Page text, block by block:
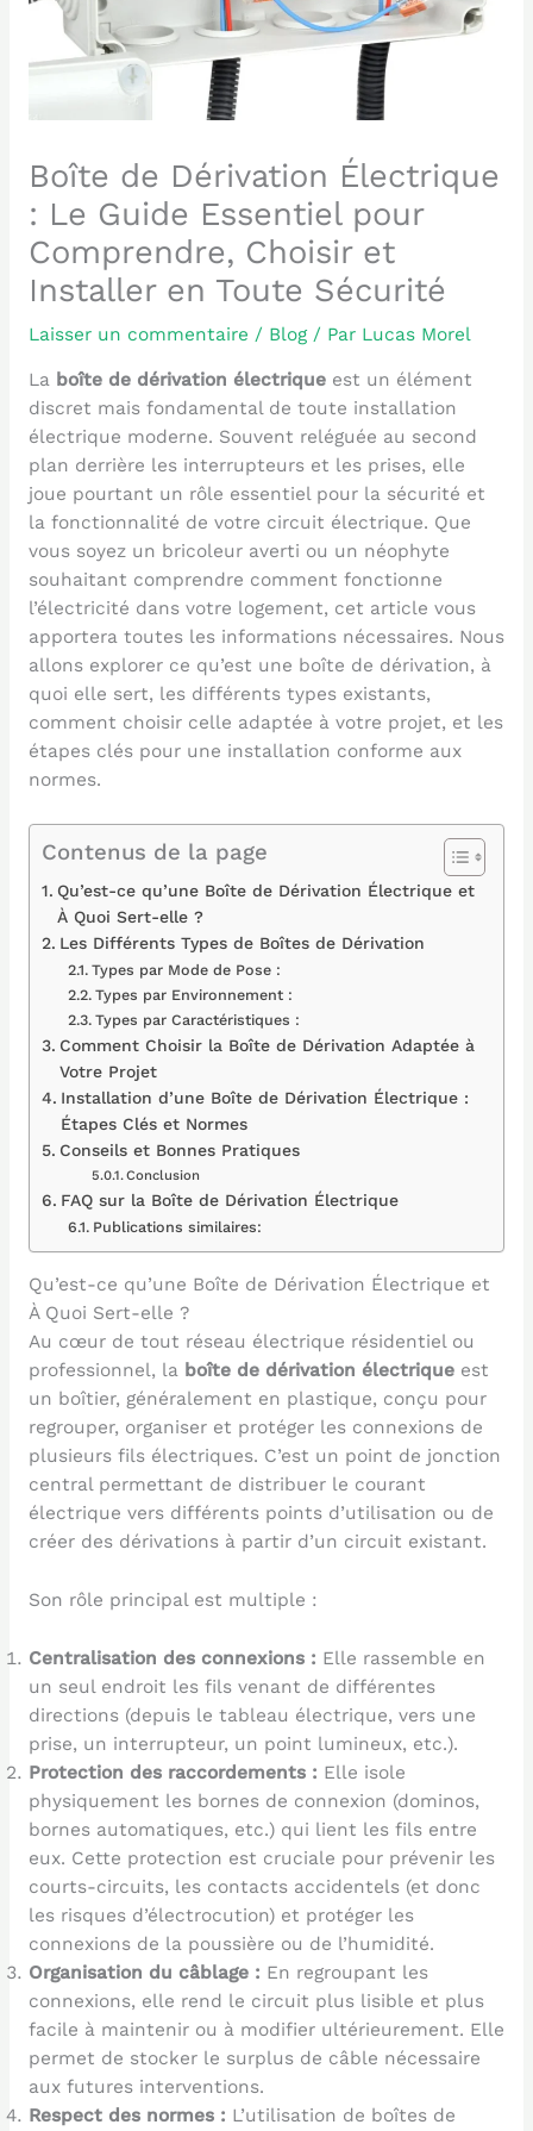
Boîte de Dérivation Électrique
: Le Guide Essentiel pour
Comprendre, Choisir et
Installer en Toute Sécurité
Laisser un commentaire / Blog/ Par Lucas Morel
La boîte de dérivation électriqueest un élément
discret mais fondamental de toute installation
électrique moderne. Souvent reléguée au second
plan derrière les interrupteurs et les prises, elle
joue pourtant un rôle essentiel pour la sécurité et
la fonctionnalité de votre circuit électrique. Que
vous soyez un bricoleur averti ou un néophyte
souhaitant comprendre comment fonctionne
l’électricité dans votre logement, cet article vous
apportera toutes les informations nécessaires. Nous
allons explorer ce qu’est une boîte de dérivation, à
quoi elle sert, les différents types existants,
comment choisir celle adaptée à votre projet, et les
étapes clés pour une installation conforme aux
normes.
Contenus de la page
Qu’est-ce qu’une Boîte de Dérivation Électrique et
À Quoi Sert-elle ?
Les Différents Types de Boîtes de Dérivation
Types par Mode de Pose :
Types par Environnement :
Types par Caractéristiques :
Comment Choisir la Boîte de Dérivation Adaptée à
Votre Projet
Installation d’une Boîte de Dérivation Électrique :
Étapes Clés et Normes
Conseils et Bonnes Pratiques
Conclusion
FAQ sur la Boîte de Dérivation Électrique
Publications similaires:
Qu’est-ce qu’une Boîte de Dérivation Électrique et
À Quoi Sert-elle ?
Au cœur de tout réseau électrique résidentiel ou
professionnel, la boîte de dérivation électriqueest
un boîtier, généralement en plastique, conçu pour
regrouper, organiser et protéger les connexions de
plusieurs fils électriques. C’est un point de jonction
central permettant de distribuer le courant
électrique vers différents points d’utilisation ou de
créer des dérivations à partir d’un circuit existant.
Son rôle principal est multiple :
Centralisation des connexions : Elle rassemble en
un seul endroit les fils venant de différentes
directions (depuis le tableau électrique, vers une
prise, un interrupteur, un point lumineux, etc.).
Protection des raccordements : Elle isole
physiquement les bornes de connexion (dominos,
bornes automatiques, etc.) qui lient les fils entre
eux. Cette protection est cruciale pour prévenir les
courts-circuits, les contacts accidentels (et donc
les risques d’électrocution) et protéger les
connexions de la poussière ou de l’humidité.
Organisation du câblage : En regroupant les
connexions, elle rend le circuit plus lisible et plus
facile à maintenir ou à modifier ultérieurement. Elle
permet de stocker le surplus de câble nécessaire
aux futures interventions.
Respect des normes : L’utilisation de boîtes de